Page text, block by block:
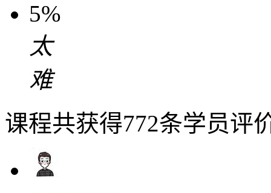
5%
太
难
课程共获得772条学员评